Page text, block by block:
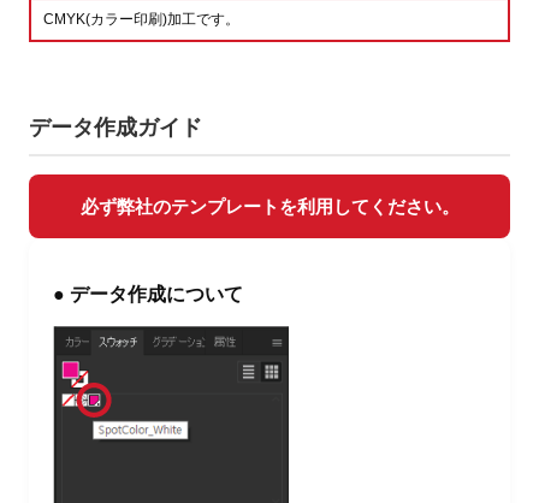
CMYK(カラー印刷)加工です。
データ作成ガイド
必ず弊社のテンプレートを利用してください。
● データ作成について